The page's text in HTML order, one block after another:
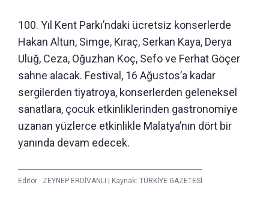
100. Yıl Kent Parkı’ndaki ücretsiz konserlerde
Hakan Altun, Simge, Kıraç, Serkan Kaya, Derya
Uluğ, Ceza, Oğuzhan Koç, Sefo ve Ferhat Göçer
sahne alacak. Festival, 16 Ağustos’a kadar
sergilerden tiyatroya, konserlerden geleneksel
sanatlara, çocuk etkinliklerinden gastronomiye
uzanan yüzlerce etkinlikle Malatya’nın dört bir
yanında devam edecek.
Editör : ZEYNEP ERDİVANLI Kaynak: TÜRKİYE GAZETESİ